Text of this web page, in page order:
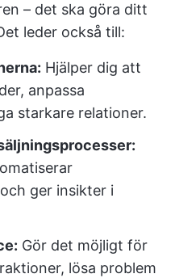
– det ska göra ditt
leder också till:
Hjälper dig att
anpassa
starkare relationer.
ger insikter i
Gör det möjligt för
lösa problem